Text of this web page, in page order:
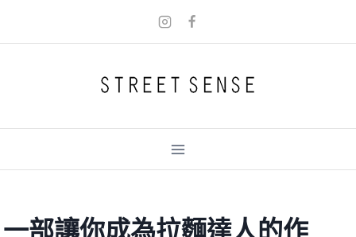
一部讓你成為拉麵達人的作